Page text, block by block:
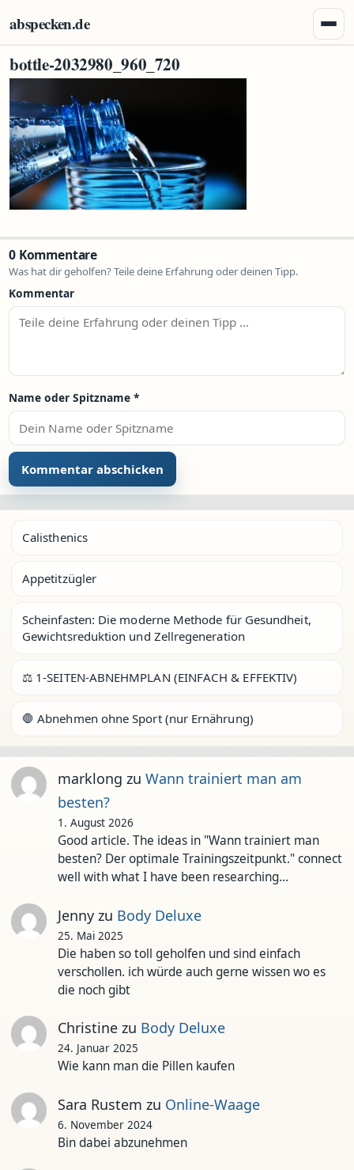
abspecken.de
bottle-2032980_960_720
0 Kommentare
Was hat dir geholfen? Teile deine Erfahrung oder deinen Tipp.
Kommentar
Name oder Spitzname *
Calisthenics
Appetitzügler
Scheinfasten: Die moderne Methode für Gesundheit,
Gewichtsreduktion und Zellregeneration
⚖️ 1-SEITEN-ABNEHMPLAN (EINFACH & EFFEKTIV)
🛑 Abnehmen ohne Sport (nur Ernährung)
marklong zu Wann trainiert man am
besten?
1. August 2026
Good article. The ideas in "Wann trainiert man
besten? Der optimale Trainingszeitpunkt." connect
well with what I have been researching…
Jennyzu Body Deluxe
25. Mai 2025
Die haben so toll geholfen und sind einfach
verschollen. ich würde auch gerne wissen wo es
die noch gibt
Christinezu Body Deluxe
24. Januar 2025
Wie kann man die Pillen kaufen
Sara Rustem zu Online-Waage
6. November 2024
Bin dabei abzunehmen